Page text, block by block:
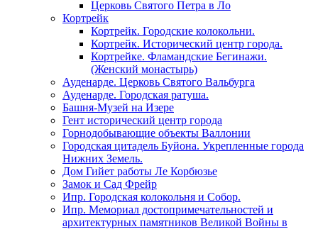
Церковь Святого Петра в Ло
Кортрейк
Кортрейк. Городские колокольни.
Кортрейк. Исторический центр города.
Кортрейке. Фламандские Бегинажи.
(Женский монастырь)
Ауденарде. Церковь Святого Вальбурга
Ауденарде. Городская ратуша.
Башня-Музей на Изере
Гент исторический центр города
Горнодобывающие объекты Валлонии
Городская цитадель Буйона. Укрепленные города
Нижних Земель.
Дом Гийет работы Ле Корбюзье
Замок и Сад Фрейр
Ипр. Городская колокольня и Собор.
Ипр. Мемориал достопримечательностей и
архитектурных памятников Великой Войны в